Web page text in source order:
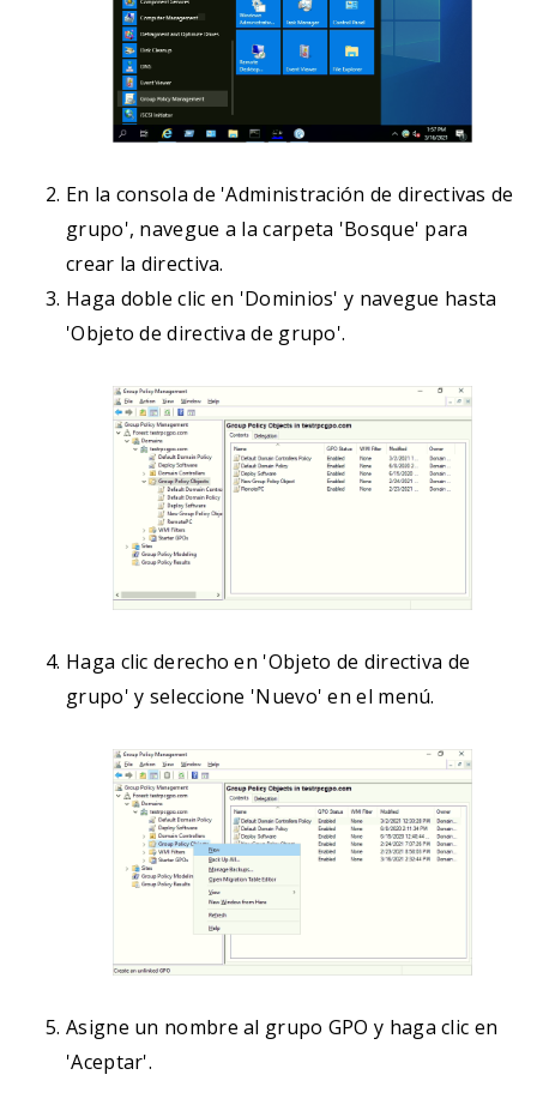
En la consola de 'Administración de directivas de
grupo', navegue a la carpeta 'Bosque' para
crear la directiva.
Haga doble clic en 'Dominios' y navegue hasta
'Objeto de directiva de grupo'.
Haga clic derecho en 'Objeto de directiva de
grupo' y seleccione 'Nuevo' en el menú.
Asigne un nombre al grupo GPO y haga clic en
'Aceptar'.